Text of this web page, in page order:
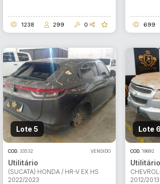
1238 299 0 699
Lote 5
COD. 33532 VENDIDO
Utilitário
(SUCATA) HONDA / HR-V EX HS
2022/2023
Lote 6
COD. 19692
Utilitário
2012/2013